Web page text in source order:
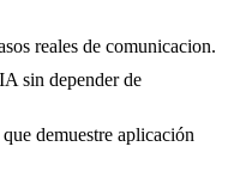
reales de comunicacion.
sin depender de
demuestre aplicación